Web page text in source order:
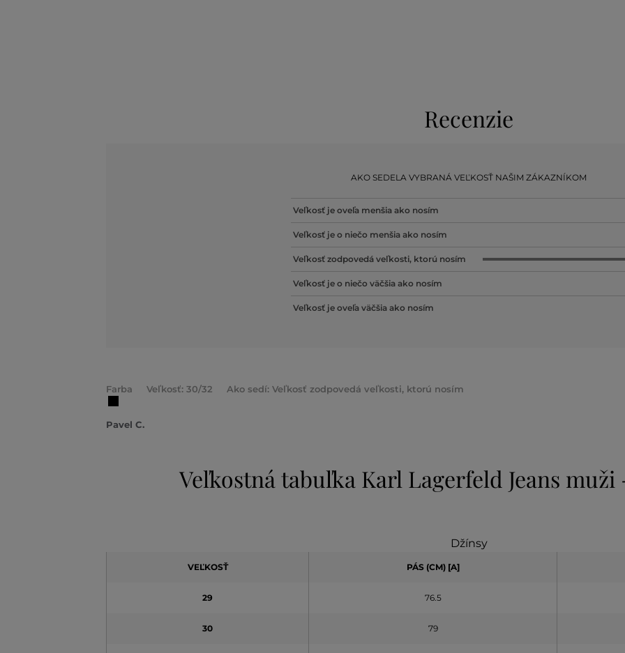
Recenzie
AKO SEDELA VYBRANÁ VEĽKOSŤ NAŠIM ZÁKAZNÍKOM
Veľkosť je oveľa menšia ako nosím
Veľkosť je o niečo menšia ako nosím
Veľkosť zodpovedá veľkosti, ktorú nosím
Veľkosť je o niečo väčšia ako nosím
Veľkosť je oveľa väčšia ako nosím
Farba Veľkosť: 30/32 Ako sedí: Veľkosť zodpovedá veľkosti, ktorú nosím
Pavel C.
Veľkostná tabuľka Karl Lagerfeld Jeans muži
Džínsy
VEĽKOSŤ PÁS (CM) [A]
29 76.5
30 79